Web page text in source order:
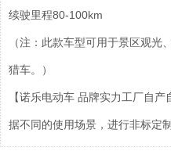
续驶里程80-100km
（注：此款车型可用于景区观
猎车。）
【诺乐电动车 品牌实力工厂自
据不同的使用场景，进行非标定制